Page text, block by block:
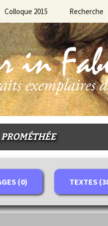
Colloque 2015 Recherche
PROMÉTHÉE
(0) TEXTES